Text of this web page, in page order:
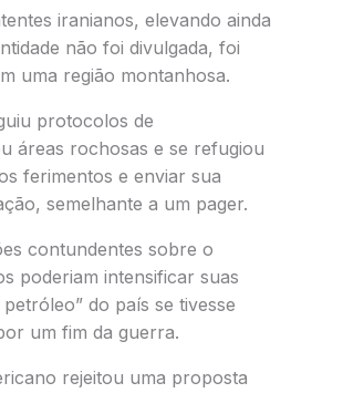
iranianos, elevando ainda
não foi divulgada, foi
uma região montanhosa.
protocolos de
áreas rochosas e se refugiou
ferimentos e enviar sua
semelhante a um pager.
contundentes sobre o
poderiam intensificar suas
do país se tivesse
um fim da guerra.
rejeitou uma proposta